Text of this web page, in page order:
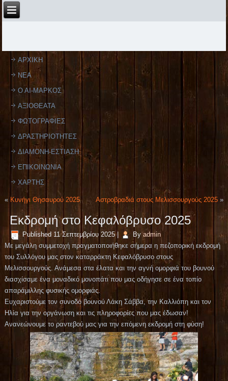
ΑΡΧΙΚΗ
ΝΕΑ
Ο ΑΙ-ΜΑΡΚΟΣ
ΑΞΙΟΘΕΑΤΑ
ΦΩΤΟΓΡΑΦΙΕΣ
ΔΡΑΣΤΗΡΙΟΤΗΤΕΣ
ΔΙΑΜΟΝΗ-ΕΣΤΙΑΣΗ
ΕΠΙΚΟΙΝΩΝΙΑ
ΧΑΡΤΗΣ
« Κυνήγι Θησαυρού 2025 Αστροβραδιά στους Μελισσουργούς 2025»
Εκδρομή στο Κεφαλόβρυσο 2025
Published 11 Σεπτεμβρίου 2025| By admin
Με μεγάλη συμμετοχή πραγματοποιήθηκε σήμερα η πεζοπορική εκδρομή
του Συλλόγου μας στον καταρράκτη Κεφαλόβρυσο στους
Μελισσουργούς. Ανάμεσα στα έλατα και την αγνή ομορφιά του βουνού
διασχίσαμε ένα μοναδικό μονοπάτι που μας οδήγησε σε ένα τοπίο
απαράμιλλης φυσικής ομορφιάς.
Ευχαριστούμε τον συνοδό βουνού Λάκη Σάββα, την Καλλιόπη και τον
Ηλία για την οργάνωση και τις πληροφορίες που μας έδωσαν!
Ανανεώνουμε το ραντεβού μας για την επόμενη εκδρομή στη φύση!